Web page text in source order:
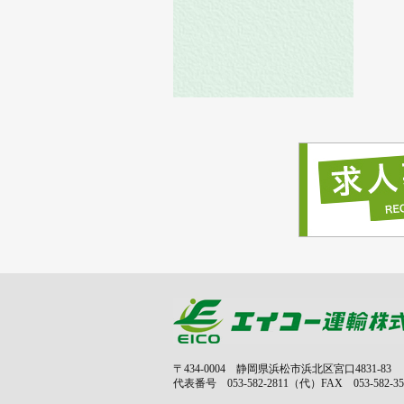
〒434-0004 静岡県浜松市浜北区宮口4831-83
代表番号 053-582-2811（代）FAX 053-582-